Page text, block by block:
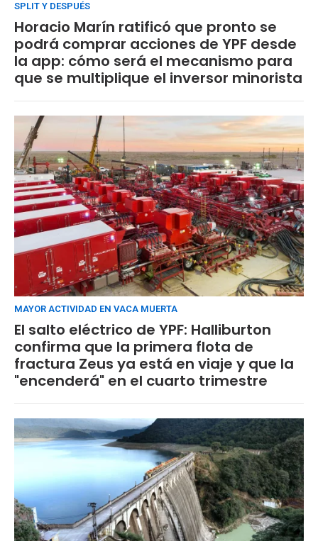
SPLIT Y DESPUÉS
Horacio Marín ratificó que pronto se
podrá comprar acciones de YPF desde
la app: cómo será el mecanismo para
que se multiplique el inversor minorista
MAYOR ACTIVIDAD EN VACA MUERTA
El salto eléctrico de YPF: Halliburton
confirma que la primera flota de
fractura Zeus ya está en viaje y que la
"encenderá" en el cuarto trimestre